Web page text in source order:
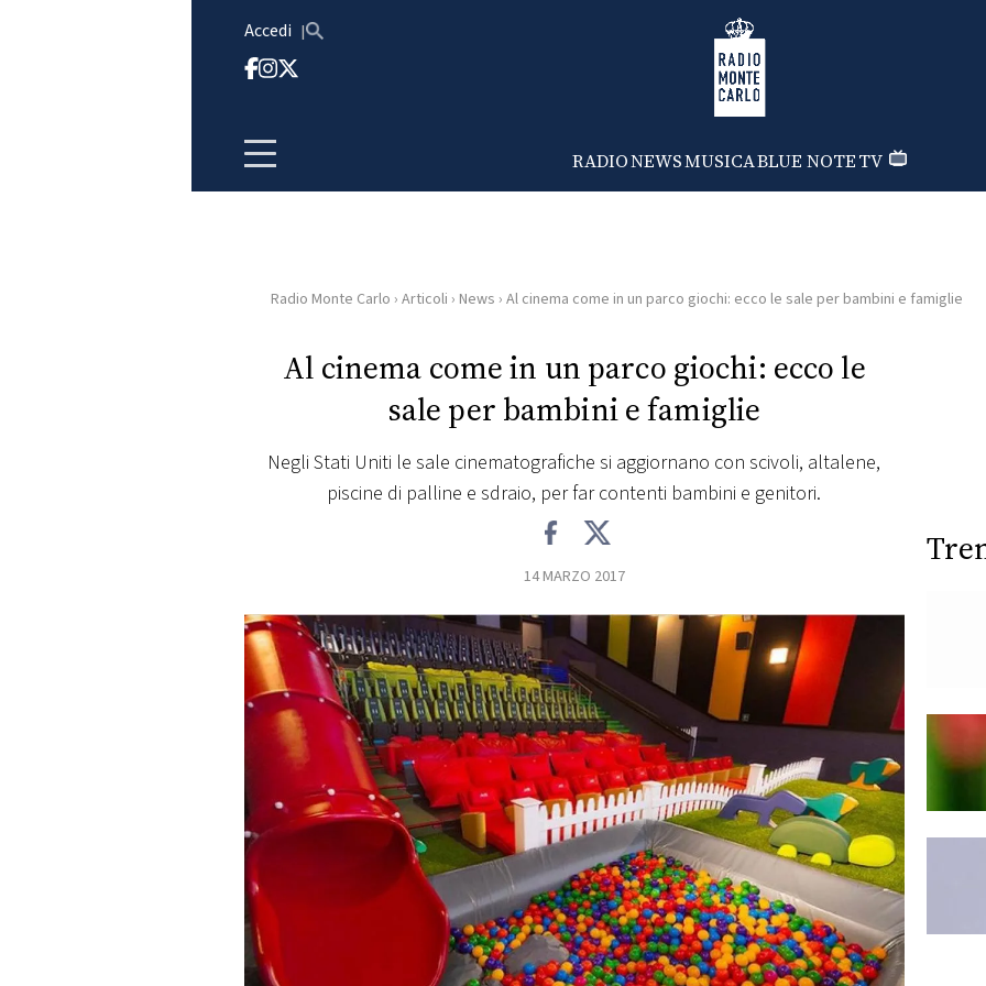
Accedi Radio Monte Carlo
RADIONEWSMUSICABLUE NOTETV
HOME
RADIO
RADIO
FOTO
CONCORSI
EVENTI
VIDEO
TV
PRINCIPATO
Radio Monte Carlo › Articoli › News › Al cinema come in un parco giochi: ecco le sale per bambini e famiglie
Al cinema come in un parco giochi: ecco le
sale per bambini e famiglie
Negli Stati Uniti le sale cinematografiche si aggiornano con scivoli, altalene,
piscine di palline e sdraio, per far contenti bambini e genitori.
14 MARZO 2017